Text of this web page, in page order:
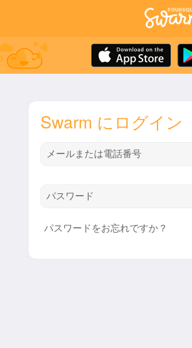
Swarm にログイン
メールまたは電話番号
パスワード
パスワードをお忘れですか？